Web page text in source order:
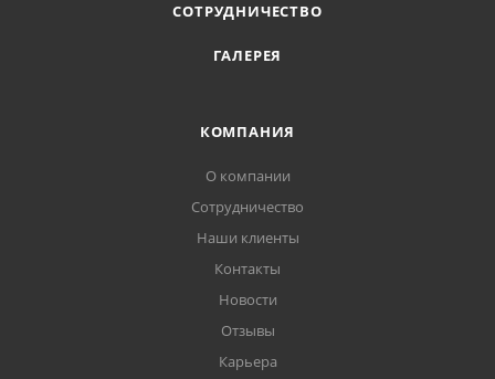
СОТРУДНИЧЕСТВО
ГАЛЕРЕЯ
КОМПАНИЯ
О компании
Сотрудничество
Наши клиенты
Контакты
Новости
Отзывы
Карьера